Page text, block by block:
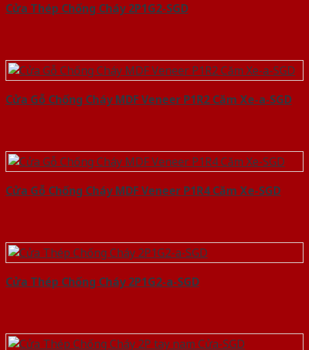
Cửa Thép Chống Cháy 2P1G2-SGD
Cửa Gỗ Chống Cháy MDF Veneer P1R2 Căm Xe-a-SGD
Cửa Gỗ Chống Cháy MDF Veneer P1R4 Căm Xe-SGD
Cửa Thép Chống Cháy 2P1G2-a-SGD